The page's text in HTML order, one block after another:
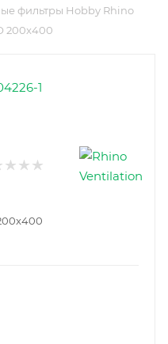
фильтры Hobby Rhino
200x400